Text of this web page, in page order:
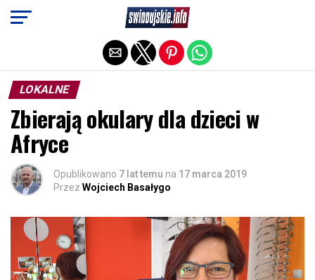
LOKALNE
Zbierają okulary dla dzieci w
Afryce
Opublikowano 7 lat temu na 17 marca 2019
Przez Wojciech Basałygo
Exit mobile version